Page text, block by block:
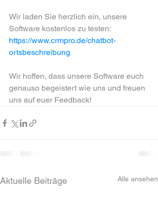
Wir laden Sie herzlich ein, unsere
Software kostenlos zu testen:
https://www.crmpro.de/chatbot-
ortsbeschreibung
Wir hoffen, dass unsere Software euch
genauso begeistert wie uns und freuen
uns auf euer Feedback!
Aktuelle Beiträge Alle ansehen